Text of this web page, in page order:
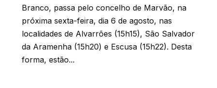
Branco, passa pelo concelho de Marvão, na
próxima sexta-feira, dia 6 de agosto, nas
localidades de Alvarrões (15h15), São Salvador
da Aramenha (15h20) e Escusa (15h22). Desta
forma, estão...